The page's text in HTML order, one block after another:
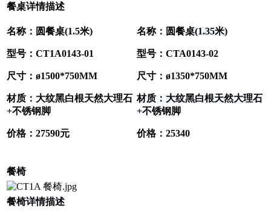
餐桌详情描述
名称：圆餐桌(1.5米)
型号：CT1A0143-01
尺寸：ø1500*750MM
材质：大纹黑白根天然大理石
+不锈钢脚
价格：27590元
名称：圆餐桌(1.35米)
型号：CTA0143-02
尺寸：ø1350*750MM
材质：大纹黑白根天然大理石
+不锈钢脚
价格：25340
餐椅
餐椅详情描述